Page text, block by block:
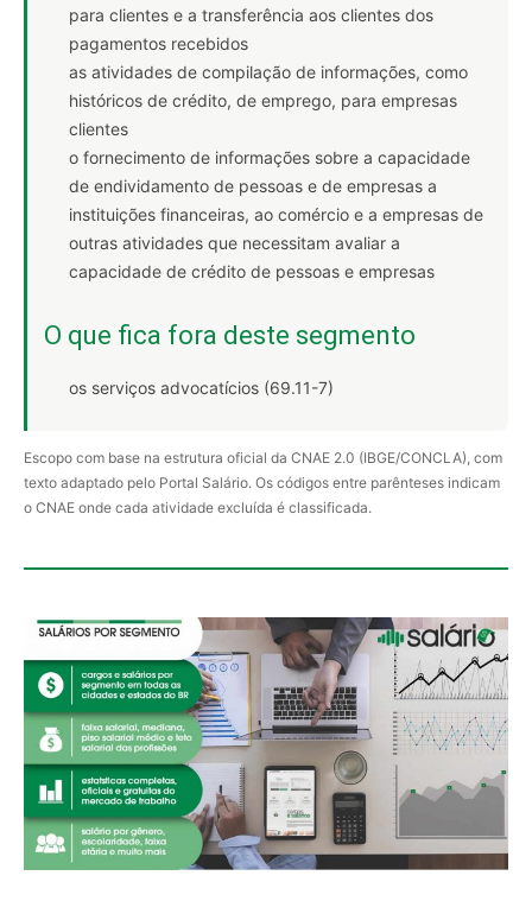
para clientes e a transferência aos clientes dos
pagamentos recebidos
as atividades de compilação de informações, como
históricos de crédito, de emprego, para empresas
clientes
o fornecimento de informações sobre a capacidade
de endividamento de pessoas e de empresas a
instituições financeiras, ao comércio e a empresas de
outras atividades que necessitam avaliar a
capacidade de crédito de pessoas e empresas
O que fica fora deste segmento
os serviços advocatícios (69.11-7)
Escopo com base na estrutura oficial da CNAE 2.0 (IBGE/CONCLA), com
texto adaptado pelo Portal Salário. Os códigos entre parênteses indicam
o CNAE onde cada atividade excluída é classificada.